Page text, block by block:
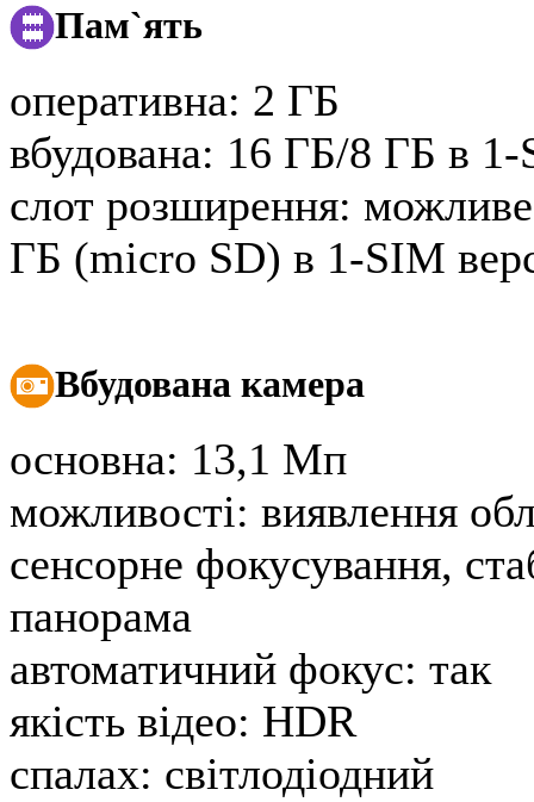
Пам`ять
оперативна: 2 ГБ
вбудована: 16 ГБ/8 ГБ в 1-
слот розширення:
ГБ (micro SD) в 1-SIM
Вбудована камера
основна: 13,1 Мп
можливості: виявлення
сенсорне фокусування,
панорама
автоматичний фокус: так
якість відео: HDR
спалах: світлодіодний